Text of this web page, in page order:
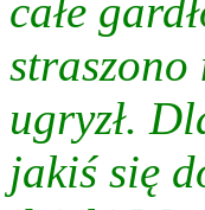
całe
ugryzł.
jakiś się